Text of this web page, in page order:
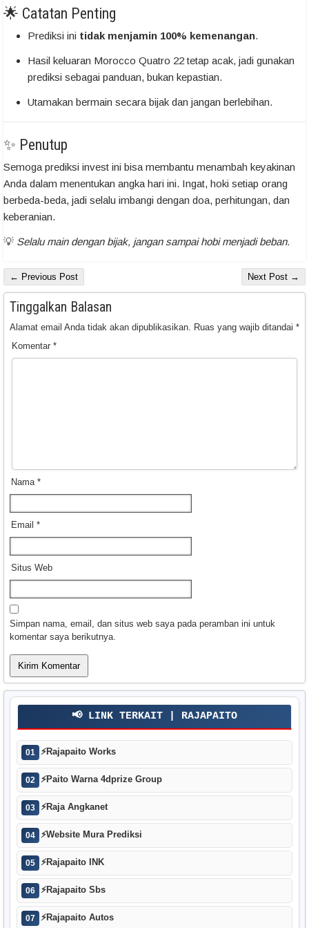
🌟 Catatan Penting
Prediksi ini tidak menjamin 100% kemenangan.
Hasil keluaran Morocco Quatro 22 tetap acak, jadi gunakan
prediksi sebagai panduan, bukan kepastian.
Utamakan bermain secara bijak dan jangan berlebihan.
✨ Penutup
Semoga prediksi invest ini bisa membantu menambah keyakinan
Anda dalam menentukan angka hari ini. Ingat, hoki setiap orang
berbeda-beda, jadi selalu imbangi dengan doa, perhitungan, dan
keberanian.
💡 Selalu main dengan bijak, jangan sampai hobi menjadi beban.
← Previous Post Next Post →
Tinggalkan Balasan
Alamat email Anda tidak akan dipublikasikan. Ruas yang wajib ditandai *
Komentar *
Nama *
Email *
Situs Web
Simpan nama, email, dan situs web saya pada peramban ini untuk
komentar saya berikutnya.
📢 LINK TERKAIT | RAJAPAITO
01 ⚡Rajapaito Works
02 ⚡Paito Warna 4dprize Group
03 ⚡Raja Angkanet
04 ⚡Website Mura Prediksi
05 ⚡Rajapaito INK
06 ⚡Rajapaito Sbs
07 ⚡Rajapaito Autos